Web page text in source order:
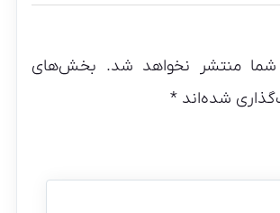
شما منتشر نخواهد شد. بخش‌های
شده‌اند*